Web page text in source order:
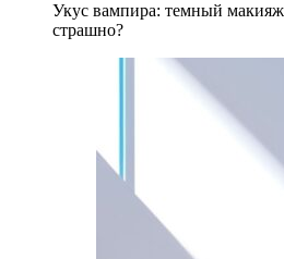
Укус вампира: темный
страшно?